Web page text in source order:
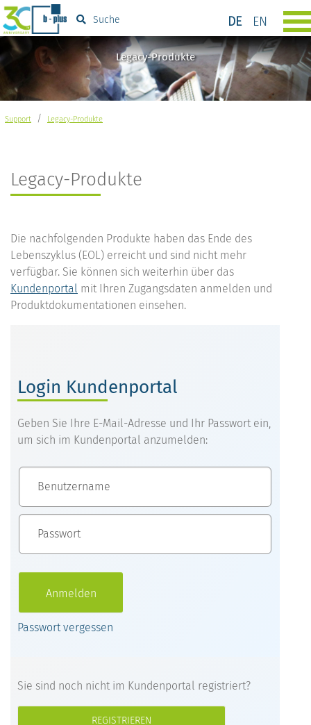
DE EN
Suche
Legacy-Produkte
Support / Legacy-Produkte
Legacy-Produkte
Die nachfolgenden Produkte haben das Ende des
Lebenszyklus (EOL) erreicht und sind nicht mehr
verfügbar. Sie können sich weiterhin über das
Kundenportal mit Ihren Zugangsdaten anmelden und
Produktdokumentationen einsehen.
Login Kundenportal
Geben Sie Ihre E-Mail-Adresse und Ihr Passwort ein,
um sich im Kundenportal anzumelden:
Passwort vergessen
Sie sind noch nicht im Kundenportal registriert?
REGISTRIEREN